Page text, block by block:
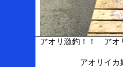
アオリ激釣！！ アオ
アオリイ